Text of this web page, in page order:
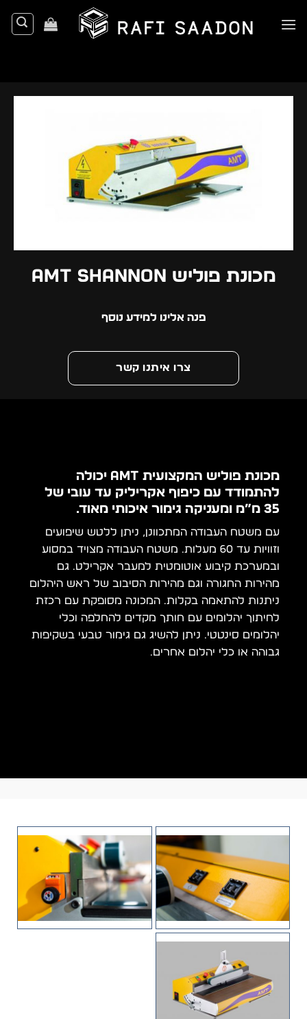
to
מכונת פוליש AMT shannon
פנה אלינו למידע נוסף
צרו איתנו קשר
מכונת פוליש המקצועית AMT יכולה
להתמודד עם כיפוף אקריליק עד עובי של
35 מ”מ ומעניקה גימור איכותי מאוד.
עם משטח העבודה המתכוונן, ניתן ללטש שיפועים
וזוויות עד 60 מעלות. משטח העבודה מצויד במסוע
ובמערכת קיבוע אוטומטית למעבר אקרילט. גם
מהירות החגורה וגם מהירות הסיבוב של ראש היהלום
ניתנות להתאמה בקלות. המכונה מסופקת עם רכזת
לחיתוך יהלומים עם חותך מקדים להחלפה וכלי
יהלומים סינטטי. ניתן להשיג גם גימור טבעי בשקיפות
גבוהה או כלי יהלום אחרים.